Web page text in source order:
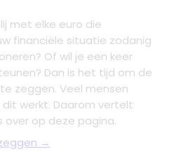
met elke euro die
financiële situatie zodanig
Of wil je een keer
Dan is het tijd om de
zeggen. Veel mensen
werkt. Daarom vertelt
over op deze pagina.
→